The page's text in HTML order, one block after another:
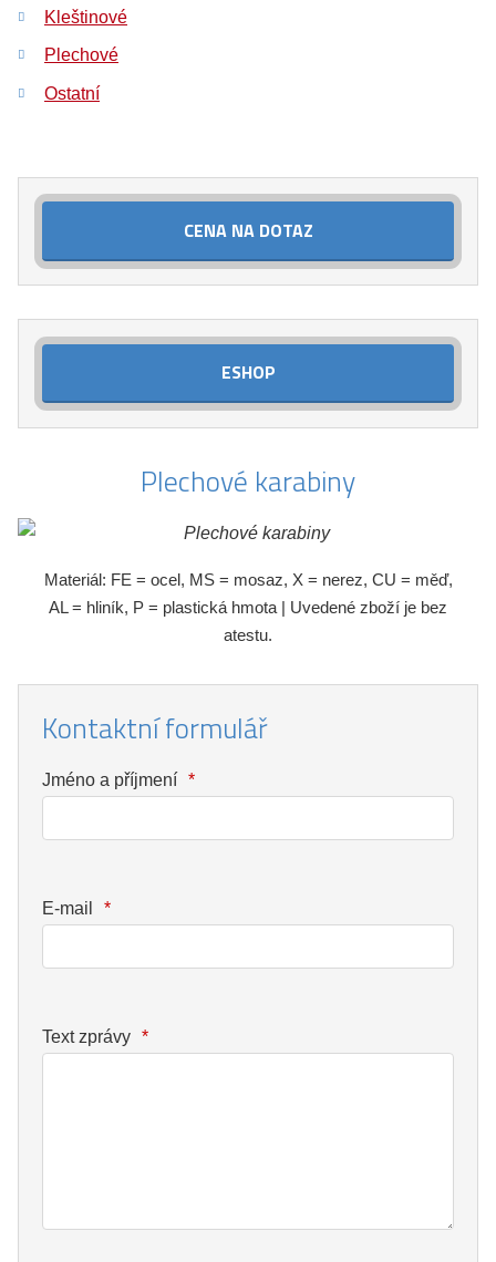
Kleštinové
Plechové
Ostatní
CENA NA DOTAZ
ESHOP
Plechové karabiny
Materiál: FE = ocel, MS = mosaz, X = nerez, CU = měď,
AL = hliník, P = plastická hmota | Uvedené zboží je bez
atestu.
Kontaktní formulář
Jméno a příjmení *
E-mail *
Text zprávy *